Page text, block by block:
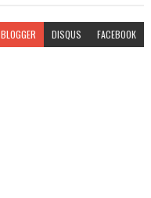
BLOGGER DISQUS FACEBOOK